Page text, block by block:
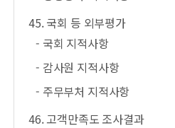
45. 국회 등 외부평가
- 국회 지적사항
- 감사원 지적사항
- 주무부처 지적사항
46. 고객만족도 조사결과